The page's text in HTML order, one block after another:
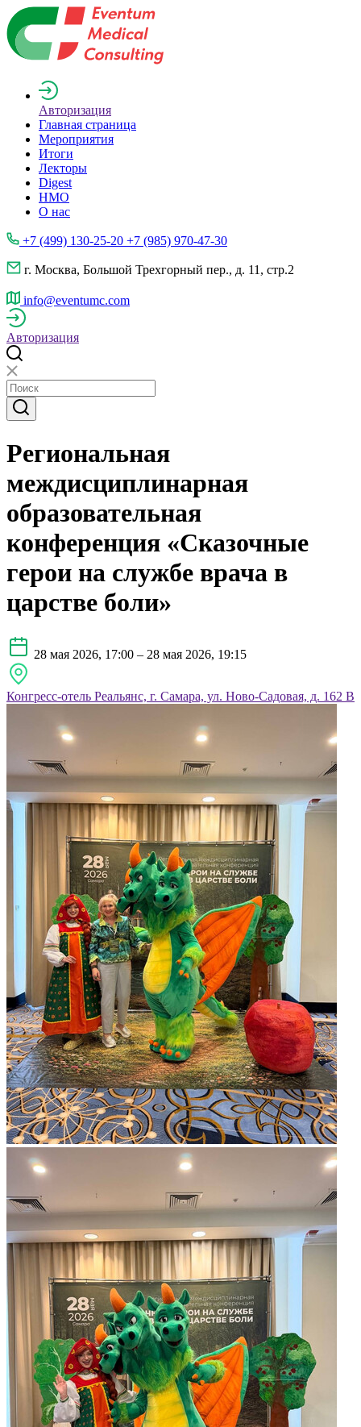
Авторизация
Главная страница
Мероприятия
Итоги
Лекторы
Digest
НМО
О нас
+7 (499) 130-25-20 +7 (985) 970-47-30
г. Москва, Большой Трехгорный пер., д. 11, стр.2
info@eventumc.com
Авторизация
Региональная
междисциплинарная
образовательная
конференция «Сказочные
герои на службе врача в
царстве боли»
28 мая 2026, 17:00 – 28 мая 2026, 19:15
Конгресс-отель Реальянс, г. Самара, ул. Ново-Садовая, д. 162 В